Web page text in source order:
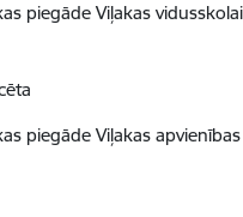
piegāde Viļakas vidusskolai
piegāde Viļakas